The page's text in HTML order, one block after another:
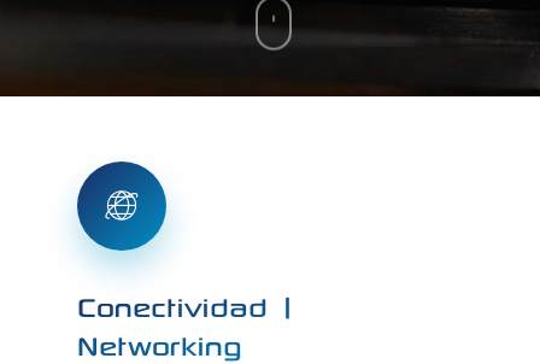
Conectividad |
Networking